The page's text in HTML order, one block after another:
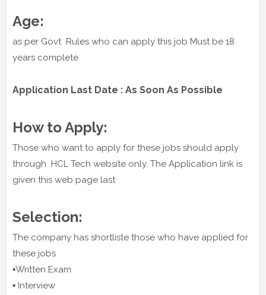
Age:
as per Govt Rules who can apply this job Must be 18
years complete
Application Last Date : As Soon As Possible
How to Apply:
Those who want to apply for these jobs should apply
through HCL Tech website only. The Application link is
given this web page last
Selection:
The company has shortliste those who have applied for
these jobs
▪️Written Exam
▪️ Interview